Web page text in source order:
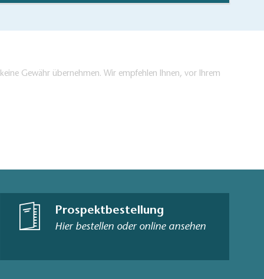
Gewähr übernehmen. Wir empfehlen Ihnen, vor Ihrem
Prospektbestellung
Hier bestellen oder online ansehen